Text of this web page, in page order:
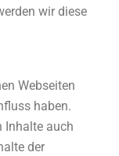
wir diese
Webseiten
haben.
Inhalte auch
der